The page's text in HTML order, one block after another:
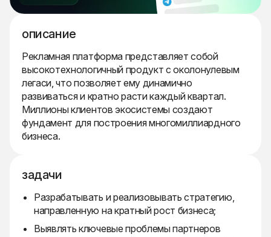
описание
Рекламная платформа представляет собой
высокотехнологичный продукт с околонулевым
легаси, что позволяет ему динамично
развиваться и кратно расти каждый квартал.
Миллионы клиентов экосистемы создают
фундамент для построения многомиллиардного
бизнеса.
задачи
Разрабатывать и реализовывать стратегию,
направленную на кратный рост бизнеса;
Выявлять ключевые проблемы партнеров